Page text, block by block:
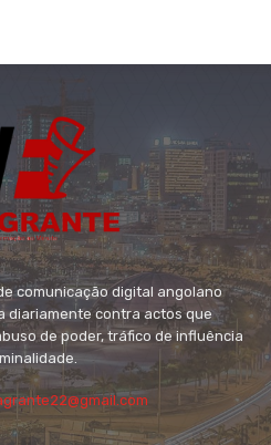
comunicação digital angolano
diariamente contra actos que
de poder, tráfico de influência